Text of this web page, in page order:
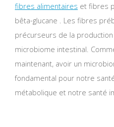
fibres alimentaires et fibres
bêta-glucane . Les fibres
précurseurs de la
microbiome intestinal.
maintenant, avoir un
fondamental pour notre
métabolique et notre santé